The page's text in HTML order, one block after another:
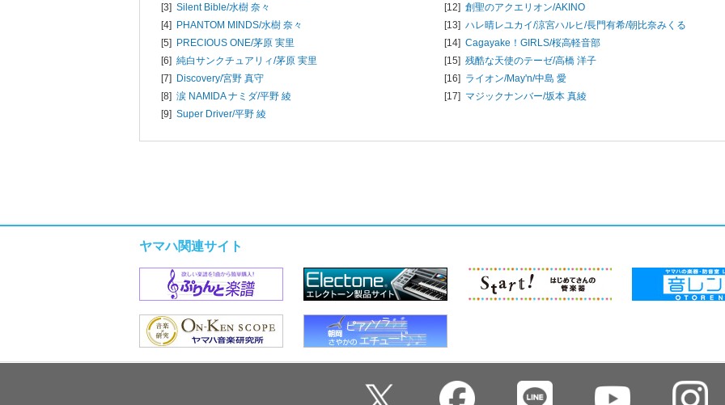
[3] Silent Bible/水樹 奈々
[4] PHANTOM MINDS/水樹 奈々
[5] PRECIOUS ONE/茅原 実里
[6] 純白サンクチュアリィ/茅原 実里
[7] Discovery/宮野 真守
[8] 涙 NAMIDA ナミダ/平野 綾
[9] Super Driver/平野 綾
[12] 創聖のアクエリオン/AKINO
[13] ハレ晴レユカイ/涼宮ハルヒ/長門有希/朝比奈みくる
[14] Cagayake！GIRLS/桜高軽音部
[15] 残酷な天使のテーゼ/高橋 洋子
[16] ライオン/May'n/中島 愛
[17] マジックナンバー/坂本 真綾
ヤマハ関連サイト